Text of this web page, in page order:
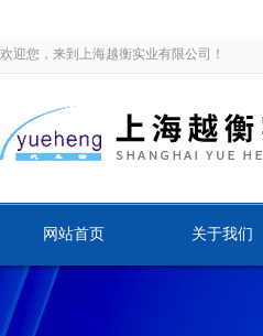
欢迎您，来到上海越衡实业有限公司！
网站首页 关于我们